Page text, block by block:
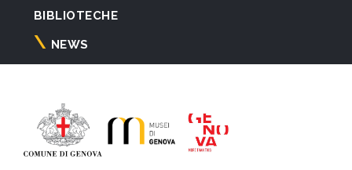
BIBLIOTECHE
NEWS